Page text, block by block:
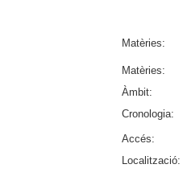
Matèries:
Matèries:
Àmbit:
Cronologia:
Accés:
Localització: